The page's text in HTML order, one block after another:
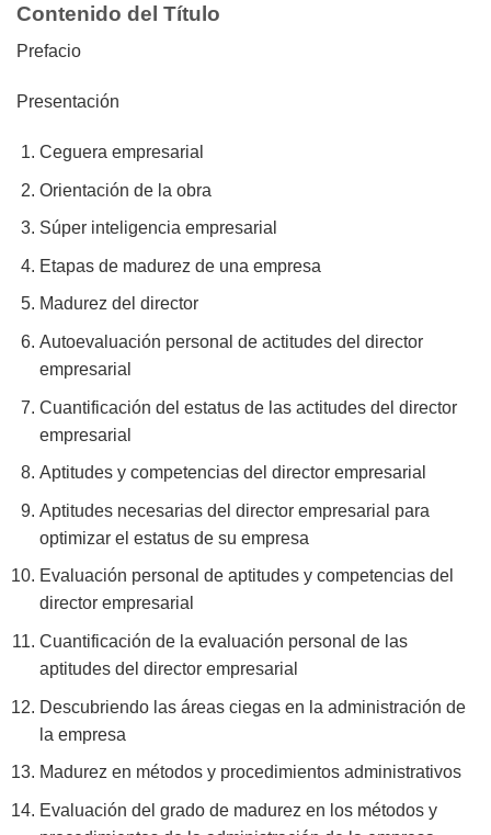
Contenido del Título
Prefacio
Presentación
Ceguera empresarial
Orientación de la obra
Súper inteligencia empresarial
Etapas de madurez de una empresa
Madurez del director
Autoevaluación personal de actitudes del director
empresarial
Cuantificación del estatus de las actitudes del director
empresarial
Aptitudes y competencias del director empresarial
Aptitudes necesarias del director empresarial para
optimizar el estatus de su empresa
Evaluación personal de aptitudes y competencias del
director empresarial
Cuantificación de la evaluación personal de las
aptitudes del director empresarial
Descubriendo las áreas ciegas en la administración de
la empresa
Madurez en métodos y procedimientos administrativos
Evaluación del grado de madurez en los métodos y